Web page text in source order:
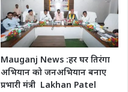
Mauganj News :हर घर तिरंगा
अभियान को जनअभियान बनाए
प्रभारी मंत्री Lakhan Patel